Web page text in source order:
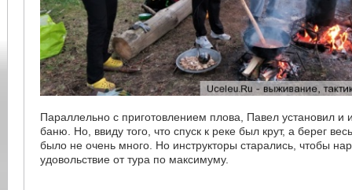
Параллельно с приготовлением плова, Павел установил и
баню. Но, ввиду того, что спуск к реке был крут, а берег
было не очень много. Но инструкторы старались, чтобы
удовольствие от тура по максимуму.